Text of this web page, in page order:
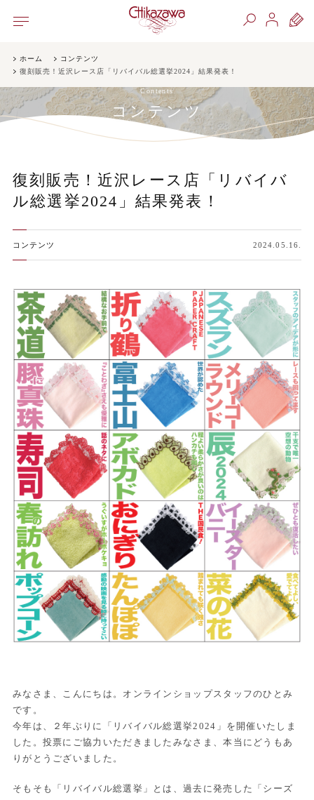
ホーム
コンテンツ
復刻販売！近沢レース店「リバイバル総選挙2024」結果発表！
Contents
コンテンツ
復刻販売！近沢レース店「リバイバ
ル総選挙2024」結果発表！
コンテンツ 2024.05.16.
みなさま、こんにちは。オンラインショップスタッフのひとみ
です。
今年は、２年ぶりに「リバイバル総選挙2024」を開催いたしま
した。投票にご協力いただきましたみなさま、本当にどうもあ
りがとうございました。
そもそも「リバイバル総選挙」とは、過去に発売した「シーズ